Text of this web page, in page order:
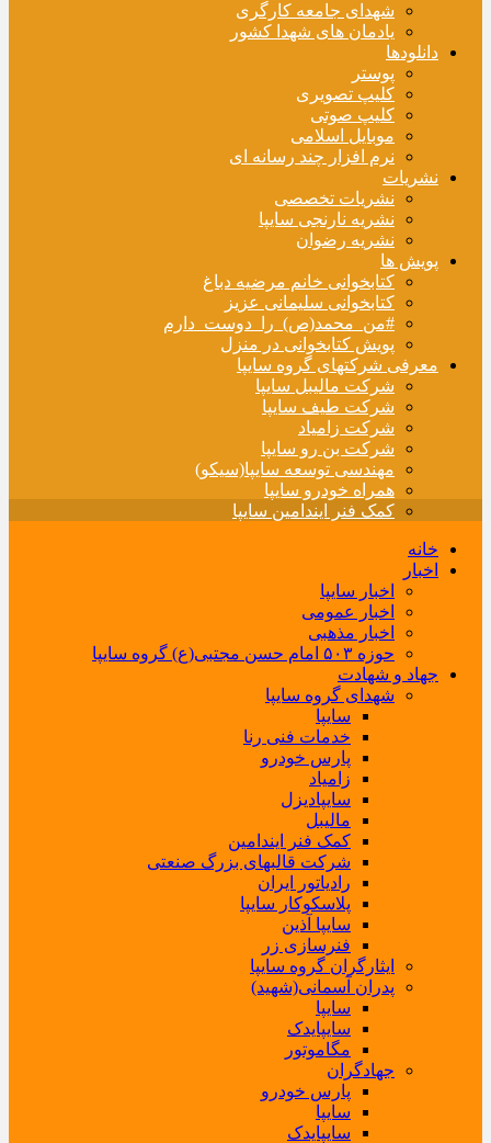
شهدای جامعه کارگری
یادمان های شهدا کشور
دانلودها
پوستر
کلیپ تصویری
کلیپ صوتی
موبایل اسلامی
نرم افزار چند رسانه ای
نشریات
نشریات تخصصی
نشریه نارنجی سایپا
نشریه رضوان
پویش ها
کتابخوانی خانم مرضیه دباغ
کتابخوانی سلیمانی عزیز
#من_محمد(ص)_را_دوست_دارم
پویش کتابخوانی در منزل
معرفی شرکتهای گروه سایپا
شرکت مالیبل سایپا
شرکت طیف سایپا
شرکت زامیاد
شرکت بن رو سایپا
مهندسی توسعه سایپا(سیکو)
همراه خودرو سایپا
کمک فنر ایندامین سایپا
خانه
اخبار
اخبار سایپا
اخبار عمومی
اخبار مذهبی
حوزه ۵۰۳ امام حسن مجتبی(ع) گروه سایپا
جهاد و شهادت
شهدای گروه سایپا
سایپا
خدمات فنی رنا
پارس خودرو
زامیاد
سایپادیزل
مالیبل
کمک فنر ایندامین
شرکت قالبهای بزرگ صنعتی
رادیاتور ایران
پلاسکوکار سایپا
سایپا آذین
فنرسازی زر
ایثارگران گروه سایپا
پدران آسمانی(شهید)
سایپا
سایپایدک
مگاموتور
جهادگران
پارس خودرو
سایپا
سایپایدک